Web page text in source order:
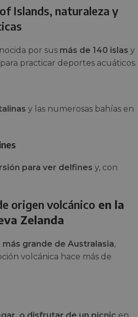
Islands, naturaleza y
por sus más de 140 islas y
practicar deportes acuáticos.
y las numerosas bahías en
para ver delfines y, con
origen volcánico en la
Zelanda
más grande de Australasia,
volcánica hace más de